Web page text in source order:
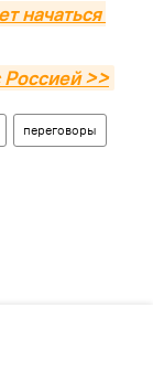
начаться
>>
переговоры